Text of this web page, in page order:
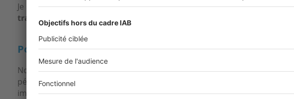
Je suis optimiste car,sur le premier semestre 2022, nous avons déjà
transactions en plus
comparé à la même période en 2021.
Pouvez-vous nous présenter votre agence ?
Nous sommes implantés à Caen depuis 1992 et intervenons dans la ville
périphérie. Notre équipe de 20 collaborateurs est à l’écoute de tous vos
immobiliers sur le secteur et propose un service de qualité pour les